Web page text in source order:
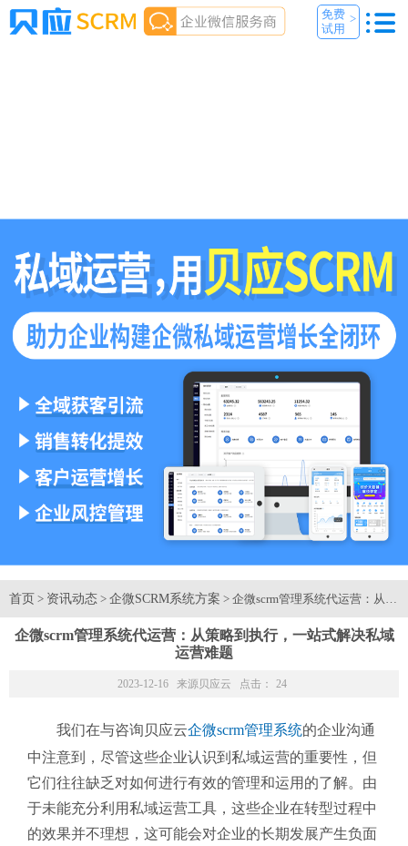
免费
试用
>
首页 > 资讯动态 > 企微SCRM系统方案 > 企微scrm管理系统代运营：从
企微scrm管理系统代运营：从策略到执行，一站式解决私域
运营难题
2023-12-16 来源 贝应云 点击： 24
我们在与咨询贝应云企微scrm管理系统的企业沟通
中注意到，尽管这些企业认识到私域运营的重要性，但
它们往往缺乏对如何进行有效的管理和运用的了解。由
于未能充分利用私域运营工具，这些企业在转型过程中
的效果并不理想，这可能会对企业的长期发展产生负面